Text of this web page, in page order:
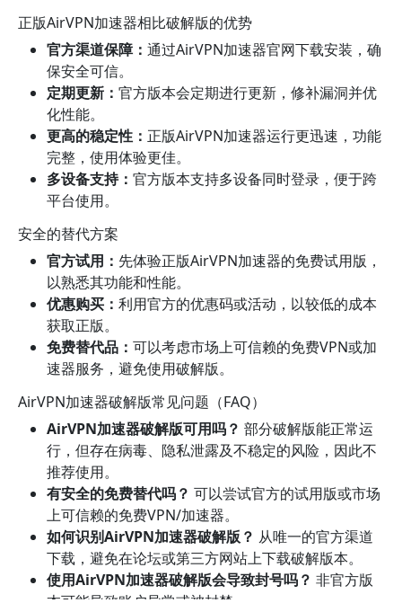
正版AirVPN加速器相比破解版的优势
官方渠道保障： 通过AirVPN加速器官网下载安装，确
保安全可信。
定期更新： 官方版本会定期进行更新，修补漏洞并优
化性能。
更高的稳定性： 正版AirVPN加速器运行更迅速，功能
完整，使用体验更佳。
多设备支持： 官方版本支持多设备同时登录，便于跨
平台使用。
安全的替代方案
官方试用： 先体验正版AirVPN加速器的免费试用版，
以熟悉其功能和性能。
优惠购买： 利用官方的优惠码或活动，以较低的成本
获取正版。
免费替代品： 可以考虑市场上可信赖的免费VPN或加
速器服务，避免使用破解版。
AirVPN加速器破解版常见问题（FAQ）
AirVPN加速器破解版可用吗？ 部分破解版能正常运
行，但存在病毒、隐私泄露及不稳定的风险，因此不
推荐使用。
有安全的免费替代吗？ 可以尝试官方的试用版或市场
上可信赖的免费VPN/加速器。
如何识别AirVPN加速器破解版？ 从唯一的官方渠道
下载，避免在论坛或第三方网站上下载破解版本。
使用AirVPN加速器破解版会导致封号吗？ 非官方版
本可能导致账户异常或被封禁。